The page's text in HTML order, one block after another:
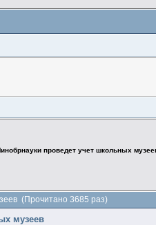
проведет учет школьных
(Прочитано 3685 раз)
музеев